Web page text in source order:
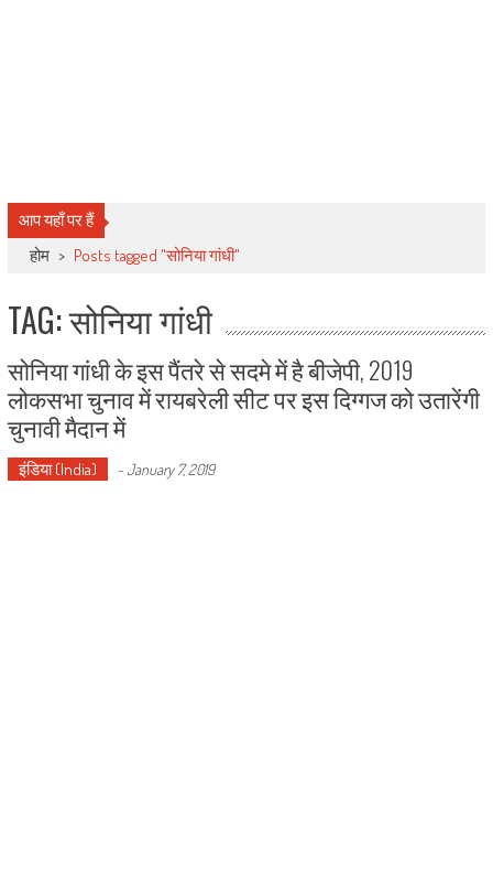
आप यहाँ पर हैं
होम > Posts tagged "सोनिया गांधी"
TAG: सोनिया गांधी
सोनिया गांधी के इस पैंतरे से सदमे में है बीजेपी, 2019
लोकसभा चुनाव में रायबरेली सीट पर इस दिग्गज को उतारेंगी
चुनावी मैदान में
इंडिया (India) -January 7, 2019